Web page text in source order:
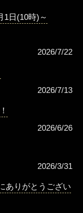
1日(10時)～
2026/7/22
2026/7/13
2026/6/26
2026/3/31
ありがとうござい